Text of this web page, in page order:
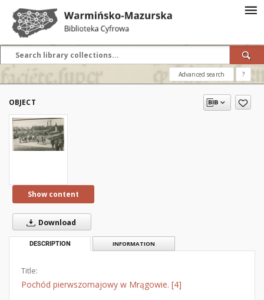
Advanced search ?
OBJECT
Show content
Download
DESCRIPTION INFORMATION
Title:
Pochód pierwszomajowy w Mrągowie. [4]